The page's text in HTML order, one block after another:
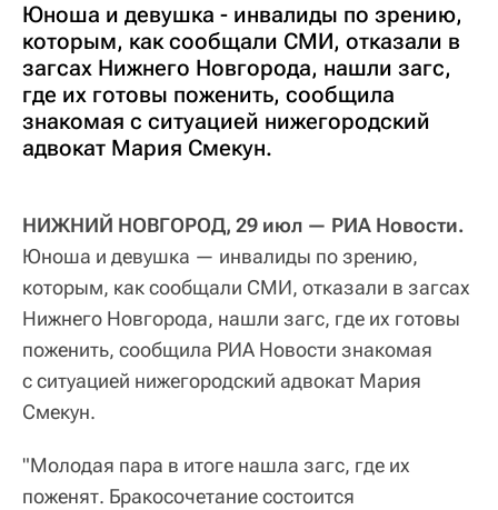
Юноша и девушка - инвалиды по зрению,
которым, как сообщали СМИ, отказали в
загсах Нижнего Новгорода, нашли загс,
где их готовы поженить, сообщила
знакомая с ситуацией нижегородский
адвокат Мария Смекун.
НИЖНИЙ НОВГОРОД, 29 июл — РИА Новости.
Юноша и девушка — инвалиды по зрению,
которым, как сообщали СМИ, отказали в загсах
Нижнего Новгорода, нашли загс, где их готовы
поженить, сообщила РИА Новости знакомая
с ситуацией нижегородский адвокат Мария
Смекун.
"Молодая пара в итоге нашла загс, где их
поженят. Бракосочетание состоится